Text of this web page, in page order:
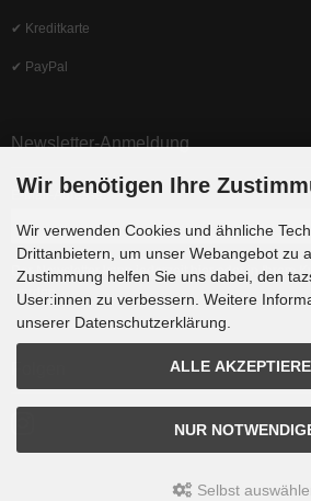
✔ Kreditkarte
✔ PayPal
Newsletter-Anmeldung
E-Mail-Adresse:
Der Newsletter kann jederzeit hier oder in Ihrem
werden.
Wir benötigen Ihre
Wir verwenden Cookies und ähnliche
Drittanbietern, um unser Webangebot zu
Zustimmung helfen Sie uns dabei, den
User:innen zu verbessern. Weitere
unserer Datenschutzerklärung.
ALLE
NUR
Selbst